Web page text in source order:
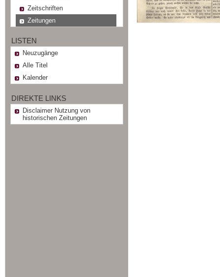
Zeitschriften
Zeitungen
LISTEN
Neuzugänge
Alle Titel
Kalender
DIREKTE LINKS
Disclaimer Nutzung von
historischen Zeitungen